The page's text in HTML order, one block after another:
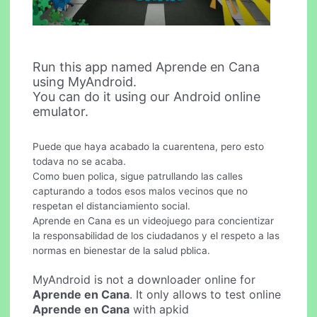
Run this app named Aprende en Cana
using MyAndroid.
You can do it using our Android online
emulator.
Puede que haya acabado la cuarentena, pero esto
todava no se acaba.
Como buen polica, sigue patrullando las calles
capturando a todos esos malos vecinos que no
respetan el distanciamiento social.
Aprende en Cana es un videojuego para concientizar
la responsabilidad de los ciudadanos y el respeto a las
normas en bienestar de la salud pblica.
MyAndroid is not a downloader online for
Aprende en Cana. It only allows to test online
Aprende en Cana with apkid